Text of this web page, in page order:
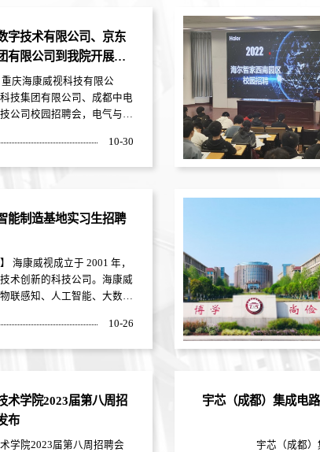
字技术有限公司、京东
有限公司到我院开展校
庆海康威视科技有限公
技集团有限公司、成都中电
公司校园招聘会，电气与电
视招聘人员向同学们介绍公司
科技集团有限公司主要从事
销售新型显示器件及组件、
等。招聘人员从公司基本情
10-30
能制造基地实习生招聘
海康威视成立于 2001 年，
术创新的科技公司。海康威
联感知、人工智能、大数据
在国内拥有杭州滨江、杭州
武汉 4 大制造基地，3 个海
英国工厂、印度工厂、巴西
10-26
术学院2023届第八周招
布
学院2023届第八周招聘会
宇芯（成都）集成电
宇芯（成都）集成电